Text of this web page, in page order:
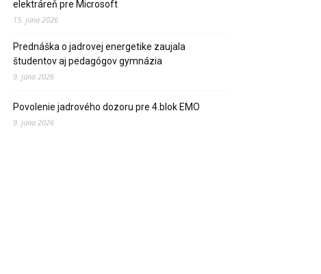
elektráreň pre Microsoft
15. júna 2026
Prednáška o jadrovej energetike zaujala
študentov aj pedagógov gymnázia
9. júna 2026
Povolenie jadrového dozoru pre 4.blok EMO
9. júna 2026